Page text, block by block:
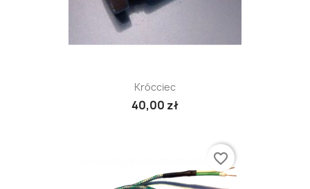
Krócciec
40,00 zł
favorite_border